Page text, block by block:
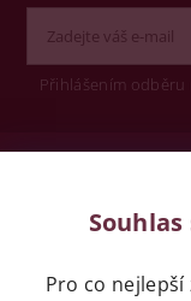
Přihlášením
Legislativa
Zákaz
Pro co